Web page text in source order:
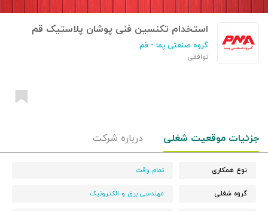
استخدام تکنسین فنی پوشان پلاستیک قم
گروه صنعتی پما - قم
توافقی
جزئیات موقعیت شغلی درباره شرکت
نوع همکاری تمام وقت
گروه شغلی مهندسی برق و الکترونیک